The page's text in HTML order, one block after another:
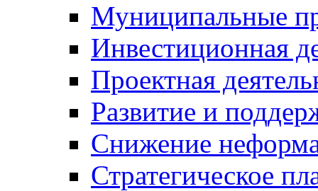
Муниципальные
Инвестиционная
Проектная
Развитие и
Снижение
Стратегическое